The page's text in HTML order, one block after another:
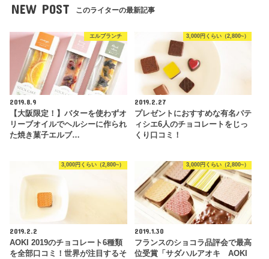
NEW POST このライターの最新記事
エルブランチ
2019.8.9
【大阪限定！】バターを使わずオ
リーブオイルでヘルシーに作られ
た焼き菓子エルブ…
3,000円くらい（2,800~）
2019.2.27
プレゼントにおすすめな有名パテ
ィシエ6人のチョコレートをじっ
くり口コミ！
3,000円くらい（2,800~）
2019.2.2
AOKI 2019のチョコレート6種類
を全部口コミ！世界が注目するそ
3,000円くらい（2,800~）
2019.1.30
フランスのショコラ品評会で最高
位受賞「サダハルアオキ AOKI